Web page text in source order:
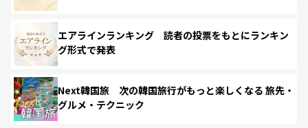
エアラインランキング 読者の投票をもとにランキン
グ形式で発表
Next韓国旅 次の韓国旅行がもっと楽しくなる 旅先・
グルメ・テクニック